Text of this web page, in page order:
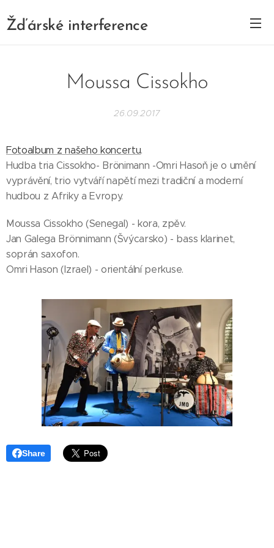
Žďárské interference
Moussa Cissokho
26.09.2017
Fotoalbum z našeho koncertu.
Hudba tria Cissokho- Brönimann -Omri Hasoň je o umění
vyprávění, trio vytváří napětí mezi tradiční a moderní
hudbou z Afriky a Evropy.
Moussa Cissokho (Senegal) - kora, zpěv.
Jan Galega Brönnimann (Švýcarsko) - bass klarinet,
soprán saxofon.
Omri Hason (Izrael) - orientální perkuse.
Share